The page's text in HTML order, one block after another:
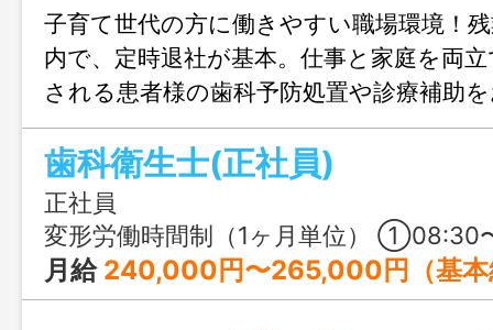
子育て世代の方に働きやすい職場環境！
内で、定時退社が基本。仕事と家庭を両
される患者様の歯科予防処置や診療補助
歯科衛生士(正社員)
正社員
変形労働時間制（1ヶ月単位） ①08:30〜18:00 ②09:00〜18:30 ①は始業前の清掃のために30分早くなっており、週1～2回程度は①のシ
月給 240,000円〜265,000円（基本給＋資格手当＋固定残業代） 【給与詳細】 基本給：230,000円〜250,000円 資格